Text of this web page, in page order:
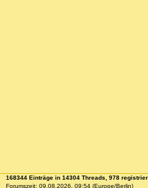
168344 Einträge in 14304 Threads, 978
Forumszeit: 09.08.2026, 09:54 (Europe/Berlin)